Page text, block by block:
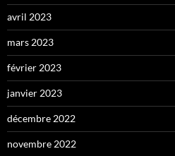
avril 2023
mars 2023
février 2023
janvier 2023
décembre 2022
novembre 2022